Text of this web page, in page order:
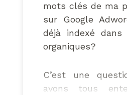
mots clés de ma
sur Google
déjà indexé
organiques?
C’est une
avons tous